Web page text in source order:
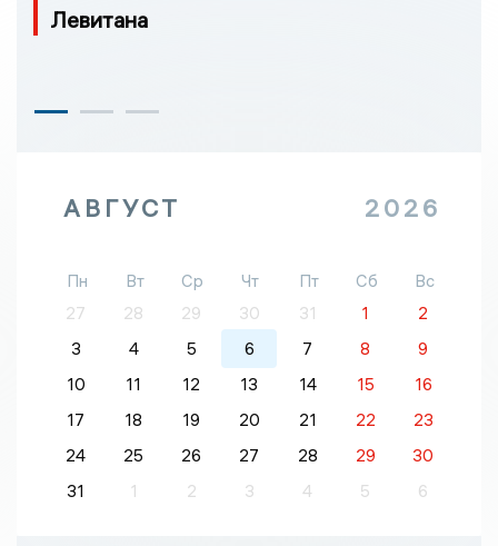
Левитана
АВГУСТ 2026
Пн Вт Ср Чт Пт Сб
Вс
27
28 29 30 31 1
2
3
4 5 6 7 8
9
10
11 12 13 14 15
16
17
18 19 20 21 22
23
24
25 26 27 28 29
30
31
1 2 3 4 5 6